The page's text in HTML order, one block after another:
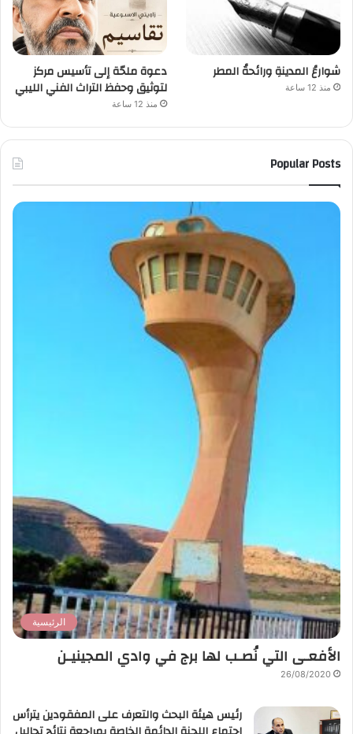
شوارعُ المدينةِ ورائحةُ المطر
منذ 12 ساعة
دعوة ملحّة إلى تأسيس مركز
لتوثيق وحفظ التراث الفني الليبي
منذ 12 ساعة
Popular Posts
الرئيسية
الأفعـى التي نُصـب لها برج في وادي المجينيـن
26/08/2020
رئيس هيئة البحث والتعرف على المفقودين يترأس